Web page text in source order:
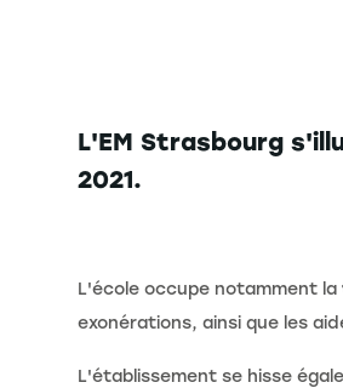
L'EM Strasbourg
2021.
L'école occupe notamment la
exonérations, ainsi que les
L'établissement se hisse